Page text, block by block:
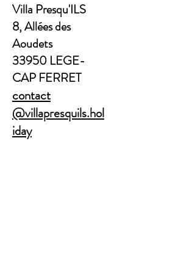
Villa Presqu'ILS
8, Allées des
Aoudets
33950 LEGE-
CAP FERRET
contact
@villapresquils.hol
iday